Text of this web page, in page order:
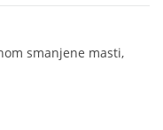
smanjene masti,